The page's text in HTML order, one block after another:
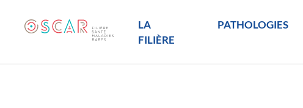
LA
FILIÈRE
PATHOLOGIES